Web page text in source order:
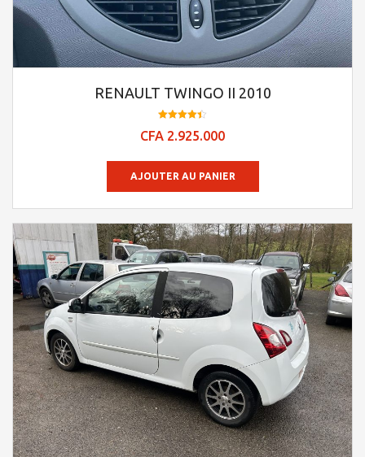
RENAULT TWINGO II 2010
4.45
CFA 2.925.000
AJOUTER AU PANIER